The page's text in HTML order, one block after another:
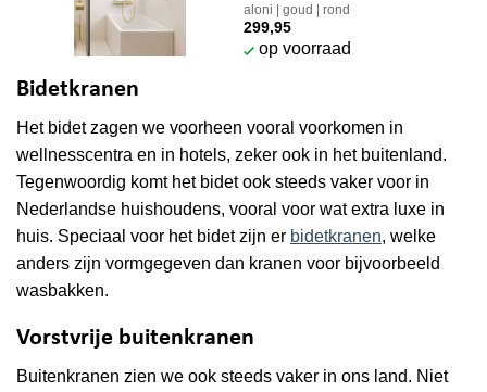
aloni goud rond
299,95
op voorraad
Bidetkranen
Het bidet zagen we voorheen vooral voorkomen in
wellnesscentra en in hotels, zeker ook in het buitenland.
Tegenwoordig komt het bidet ook steeds vaker voor in
Nederlandse huishoudens, vooral voor wat extra luxe in
huis. Speciaal voor het bidet zijn er bidetkranen, welke
anders zijn vormgegeven dan kranen voor bijvoorbeeld
wasbakken.
Vorstvrije buitenkranen
Buitenkranen zien we ook steeds vaker in ons land. Niet